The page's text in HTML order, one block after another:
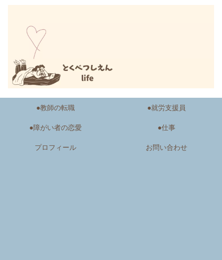
●教師の転職 ●就労支援員
●障がい者の恋愛 ●仕事
プロフィール お問い合わせ